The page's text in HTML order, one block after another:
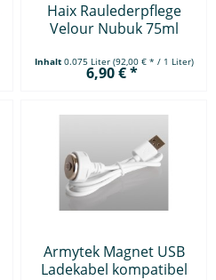
Haix Raulederpflege
Velour Nubuk 75ml
Inhalt 0.075 Liter (92,00 € * / 1 Liter)
6,90 € *
Armytek Magnet USB
Ladekabel kompatibel